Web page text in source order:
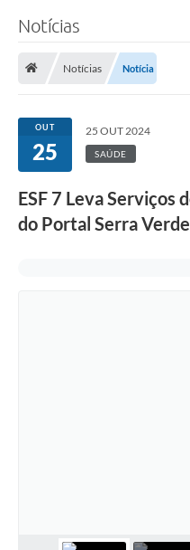
Notícias
Notícias Notícia
OUT
25
25 OUT 2024
SAÚDE
ESF 7 Leva Serviços
do Portal Serra Verde